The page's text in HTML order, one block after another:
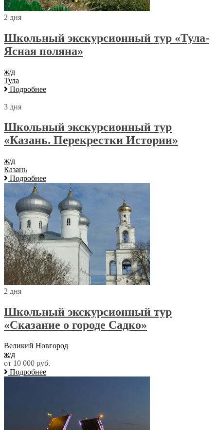
2 дня
Школьный экскурсионный тур «Тула-
Ясная поляна»
ж/д
Тула
Подробнее
3 дня
Школьный экскурсионный тур
«Казань. Перекрестки Истории»
ж/д
Казань
Подробнее
2 дня
Школьный экскурсионный тур
«Сказание о городе Садко»
Великий Новгород
ж/д
от 10 000 руб.
Подробнее